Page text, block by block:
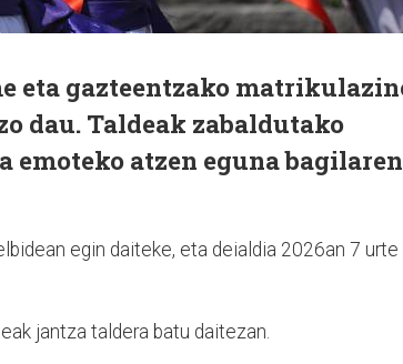
eta gazteentzako
dau. Taldeak zabaldutako
emoteko atzen eguna bagilaren
egin daiteke, eta deialdia 2026an 7 urte
jantza taldera batu daitezan.